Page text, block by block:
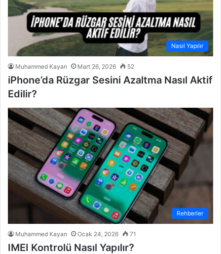
Nasıl Yapılır
Muhammed Kayan Mart 26, 2026 52
iPhone’da Rüzgar Sesini Azaltma Nasıl Aktif
Edilir?
Rehberler
Muhammed Kayan Ocak 24, 2026 71
IMEI Kontrolü Nasıl Yapılır?